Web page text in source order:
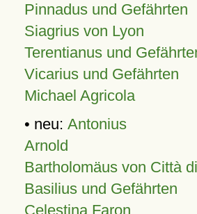
Pinnadus und Gefährten
Siagrius von Lyon
Terentianus und
Vicarius und Gefährten
Michael Agricola
• neu: Antonius
Arnold
Bartholomäus von Città
Basilius und Gefährten
Celestina Faron